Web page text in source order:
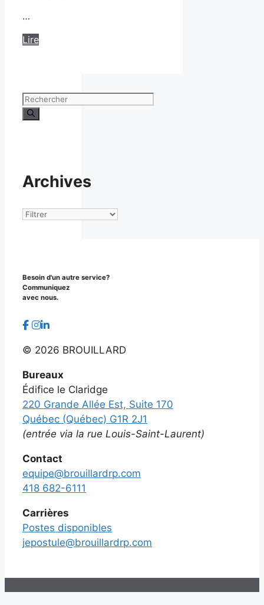
…
Lire
Rechercher :
Archives
Archives
Besoin d'un autre service?
Communiquez
avec nous.
© 2026 BROUILLARD
Bureaux
Édifice le Claridge
220 Grande Allée Est, Suite 170
Québec (Québec) G1R 2J1
(entrée via la rue Louis-Saint-Laurent)
Contact
equipe@brouillardrp.com
418 682-6111
Carrières
Postes disponibles
jepostule@brouillardrp.com